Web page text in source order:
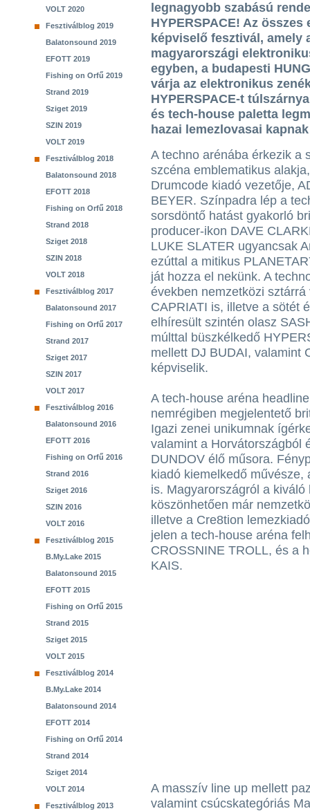
VOLT 2020
Fesztiválblog 2019
Balatonsound 2019
EFOTT 2019
Fishing on Orfű 2019
Strand 2019
Sziget 2019
SZIN 2019
VOLT 2019
Fesztiválblog 2018
Balatonsound 2018
EFOTT 2018
Fishing on Orfű 2018
Strand 2018
Sziget 2018
SZIN 2018
VOLT 2018
Fesztiválblog 2017
Balatonsound 2017
Fishing on Orfű 2017
Strand 2017
Sziget 2017
SZIN 2017
VOLT 2017
Fesztiválblog 2016
Balatonsound 2016
EFOTT 2016
Fishing on Orfű 2016
Strand 2016
Sziget 2016
SZIN 2016
VOLT 2016
Fesztiválblog 2015
B.My.Lake 2015
Balatonsound 2015
EFOTT 2015
Fishing on Orfű 2015
Strand 2015
Sziget 2015
VOLT 2015
Fesztiválblog 2014
B.My.Lake 2014
Balatonsound 2014
EFOTT 2014
Fishing on Orfű 2014
Strand 2014
Sziget 2014
VOLT 2014
Fesztiválblog 2013
legnagyobb szabású
HYPERSPACE! Az
képviselő fesztivál, amely
magyarországi
egyben, a budapesti
várja az elektronikus
HYPERSPACE-t
és tech-house paletta
hazai lemezlovasai
A techno arénába érkezik a
szcéna emblematikus
Drumcode kiadó vezetője,
BEYER. Színpadra lép a
sorsdöntő hatást gyakorló
producer-ikon DAVE
LUKE SLATER ugyancsak
ezúttal a mitikus
ját hozza el nekünk. A
években nemzetközi
CAPRIATI is, illetve a sötét
elhíresült szintén olasz
múlttal büszkélkedő
mellett DJ BUDAI, valamint
képviselik.
A tech-house aréna
nemrégiben megjelentető
Igazi zenei unikumnak
valamint a Horvátországból
DUNDOV élő műsora.
kiadó kiemelkedő
is. Magyarországról a
köszönhetően már
illetve a Cre8tion
jelen a tech-house aréna
CROSSNINE TROLL, és a
KAIS.
A masszív line up mellett
valamint csúcskategóriás